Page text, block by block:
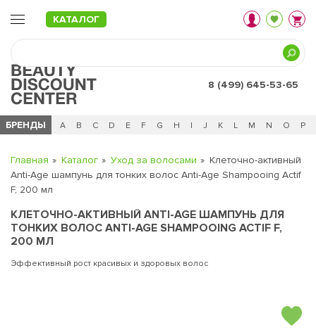
КАТАЛОГ
8 (499) 645-53-65
БРЕНДЫ
Ч 0 - 9 A B C D E F G H I J K L M N O P
Главная Каталог Уход за волосами
Клеточно-активный
Anti-Age шампунь для тонких волос Anti-Age Shampooing Actif
F, 200 мл
КЛЕТОЧНО-АКТИВНЫЙ ANTI-AGE ШАМПУНЬ ДЛЯ
ТОНКИХ ВОЛОС ANTI-AGE SHAMPOOING ACTIF F,
200 МЛ
Эффективный рост красивых и здоровых волос